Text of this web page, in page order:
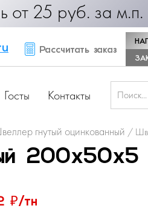
от 25 руб. за
Рассчитать заказ
Госты Контакты
гнутый оцинкованный /
200х50х5
₽/тн